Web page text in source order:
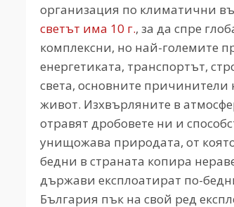
организация по климатични
светът има 10 г., за да спре
комплексни, но най-големите
енергетиката, транспортът,
света, основните
живот. Изхвърляните в
отравят дробовете ни и
унищожава природата, от
бедни в страната копира
държави експлоатират по-
България пък на свой ред